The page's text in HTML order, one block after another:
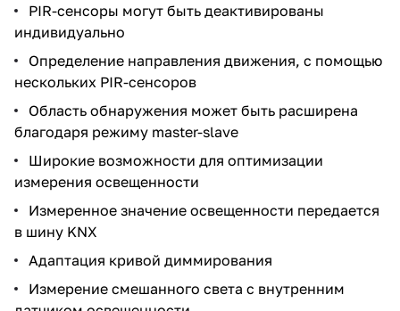
PIR-сенсоры могут быть деактивированы
индивидуально
Определение направления движения, с помощью
нескольких PIR-сенсоров
Область обнаружения может быть расширена
благодаря режиму master-slave
Широкие возможности для оптимизации
измерения освещенности
Измеренное значение освещенности передается
в шину KNX
Адаптация кривой диммирования
Измерение смешанного света с внутренним